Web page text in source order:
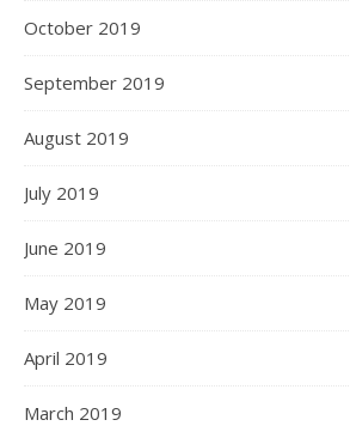
October 2019
September 2019
August 2019
July 2019
June 2019
May 2019
April 2019
March 2019